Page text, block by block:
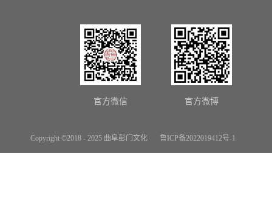
Copyright ©2018 - 2025 曲阜彭门文化 鲁ICP备2022019412号-1
官方微信 官方微博